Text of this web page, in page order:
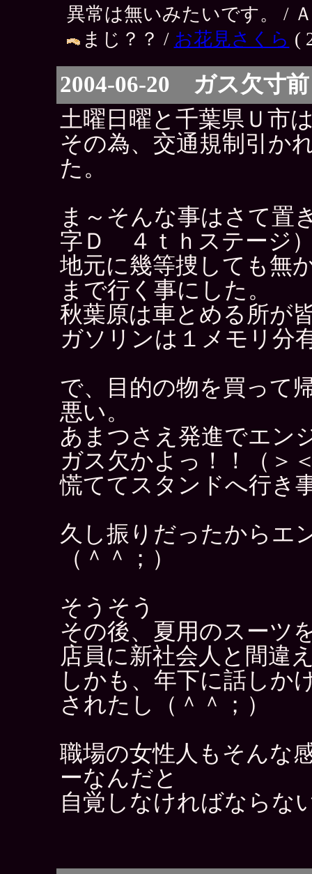
異常は無いみたいです。 /
まじ？？ / お花見さくら (
2004-06-20 ガス欠寸前
土曜日曜と千葉県Ｕ市
その為、交通規制引か
た。
ま～そんな事はさて置
字Ｄ ４ｔｈステージ
地元に幾等捜しても無
まで行く事にした。
秋葉原は車とめる所が
ガソリンは１メモリ分
で、目的の物を買って
悪い。
あまつさえ発進でエン
ガス欠かよっ！！（＞
慌ててスタンドへ行き
久し振りだったからエ
（＾＾；）
そうそう
その後、夏用のスーツ
店員に新社会人と間違
しかも、年下に話しか
されたし（＾＾；）
職場の女性人もそんな
ーなんだと
自覚しなければならな